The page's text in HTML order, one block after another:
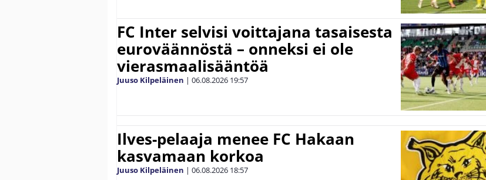
FC Inter selvisi voittajana tasaisesta
euroväännöstä – onneksi ei ole
vierasmaalisääntöä
Juuso Kilpeläinen | 06.08.2026 19:57
Ilves-pelaaja menee FC Hakaan
kasvamaan korkoa
Juuso Kilpeläinen | 06.08.2026 18:57